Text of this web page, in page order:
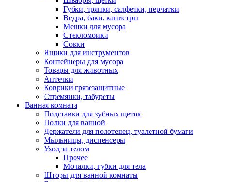
Губки, тряпки, салфетки, перчатки
Ведра, баки, канистры
Мешки для мусора
Стекломойки
Совки
Ящики для инструментов
Контейнеры для мусора
Товары для животных
Аптечки
Коврики грязезащитные
Стремянки, табуреты
Ванная комната
Подставки для зубных щеток
Полки для ванной
Держатели для полотенец, туалетной бумаги
Мыльницы, диспенсеры
Уход за телом
Прочее
Мочалки, губки для тела
Шторы для ванной комнаты